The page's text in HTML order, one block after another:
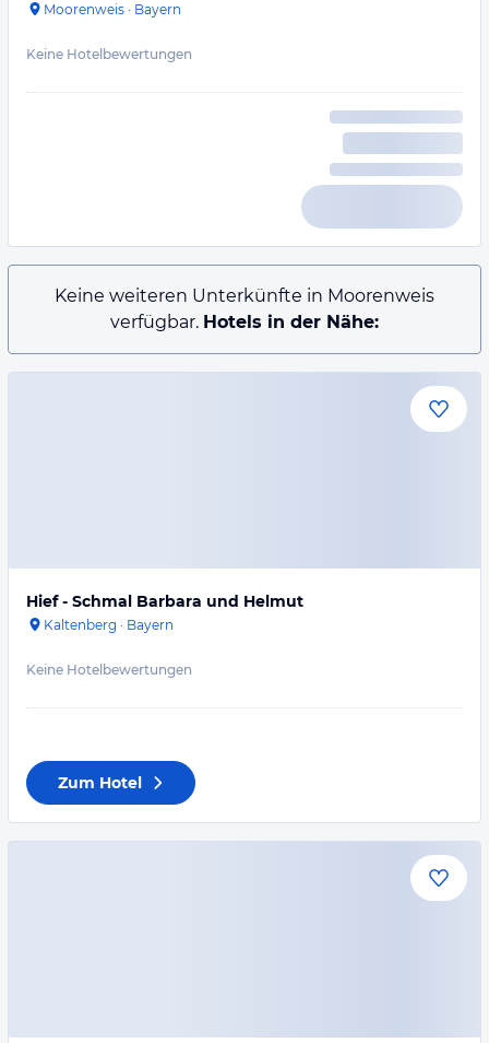
Moorenweis · Bayern
Keine Hotelbewertungen
Keine weiteren Unterkünfte in Moorenweis
verfügbar. Hotels in der Nähe:
Hief - Schmal Barbara und Helmut
Kaltenberg · Bayern
Keine Hotelbewertungen
Zum Hotel